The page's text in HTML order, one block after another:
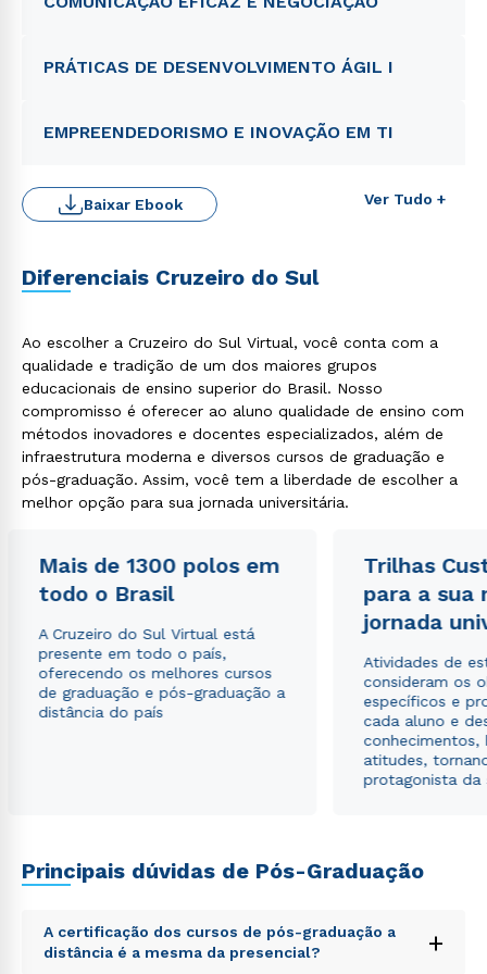
PRÁTICAS DE DESENVOLVIMENTO ÁGIL I
EMPREENDEDORISMO E INOVAÇÃO EM TI
Ver Tudo +
Baixar Ebook
Diferenciais Cruzeiro do Sul
Ao escolher a Cruzeiro do Sul Virtual, você conta com a
qualidade e tradição de um dos maiores grupos
educacionais de ensino superior do Brasil. Nosso
compromisso é oferecer ao aluno qualidade de ensino com
métodos inovadores e docentes especializados, além de
infraestrutura moderna e diversos cursos de graduação e
pós-graduação. Assim, você tem a liberdade de escolher a
melhor opção para sua jornada universitária.
Mais de 1300 polos em
todo o Brasil
A Cruzeiro do Sul Virtual está
presente em todo o país,
oferecendo os melhores cursos
de graduação e pós-graduação a
distância do país
Trilhas
para a sua
jornada
Atividades de
consideram os
específicos e
cada aluno e
conhecimentos,
atitudes,
protagonista da
Principais dúvidas de Pós-Graduação
A certificação dos cursos de pós-graduação a
distância é a mesma da presencial?
+
WhatsApp
Estou de acordo com aPolítica de Privacidade.e
autorizo que meus dados sejam utilizados para o
envio de conteúdos da Cruzeiro do Sul.